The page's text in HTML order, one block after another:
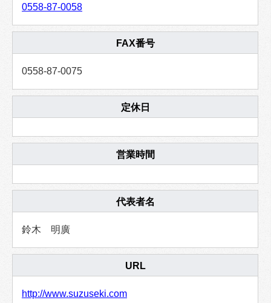
0558-87-0058
FAX番号
0558-87-0075
定休日
営業時間
代表者名
鈴木 明廣
URL
http://www.suzuseki.com